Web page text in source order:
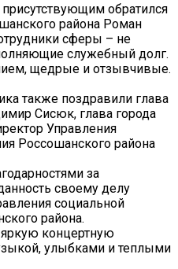
обратился
района Роман
сферы – не
служебный долг.
щедрые и отзывчивые.
также поздравили глава
Сисюк, глава города
Управления
Россошанского района
за
своему делу
социальной
района.
концертную
улыбками и теплыми